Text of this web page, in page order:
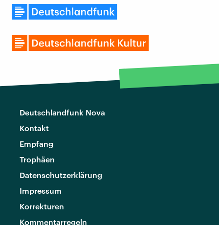
Deutschlandfunk Nova
Kontakt
Empfang
Trophäen
Datenschutzerklärung
Impressum
Korrekturen
Kommentarregeln